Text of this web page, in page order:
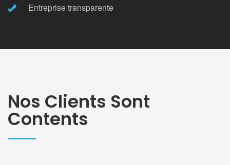
Entreprise transparente
Nos Clients Sont
Contents